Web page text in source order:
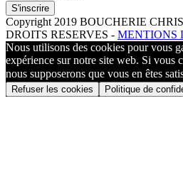
Copyright 2019 BOUCHERIE
DROITS RESERVES - MENTIONS
Nous utilisons des cookies pour vous
expérience sur notre site web. Si vous
nous supposerons que vous en êtes
Refuser les cookies
Politique de